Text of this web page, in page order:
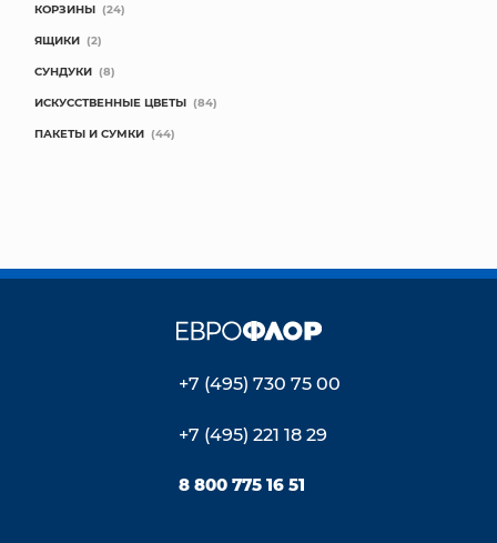
КОРЗИНЫ (24)
ЯЩИКИ (2)
СУНДУКИ (8)
ИСКУССТВЕННЫЕ ЦВЕТЫ (84)
ПАКЕТЫ И СУМКИ (44)
+7 (495) 730 75 00
+7 (495) 221 18 29
8 800 775 16 51